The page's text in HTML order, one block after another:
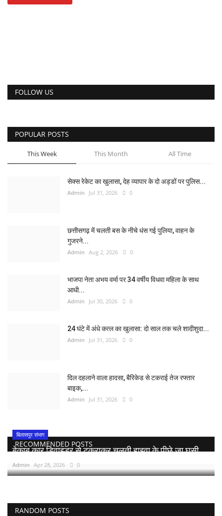
FOLLOW US
POPULAR POSTS
This Week This Month All Time
सेक्स रेकेट का खुलासा, देह व्यापार के दो अड्डों पर पुलिस...
Admin Jul 31, 2026 0
छत्तीसगढ़ में चलती बस के नीचे धंस गई पुलिया, वाहन के
गुजरने...
Admin Aug 2, 2026 0
भाजपा नेता अभय वर्मा पर 34 वर्षीय विधवा महिला के साथ
आधी...
Admin Jul 30, 2026 0
24 घंटे में अंधे कत्ल का खुलासा: दो साल तक चले शादीशुदा...
Admin Jul 31, 2026 0
दिल दहलाने वाला हादसा, बैरिकेड से टकराई तेज रफ्तार
बाइक,...
Admin Jul 31, 2026 0
RECOMMENDED POSTS
बिलासपुर संभाग
बेकाबू कार डिवाइडर से टकराकर चलती हाइवा के पीछे जा घुसी,...
Admin Apr 28, 2026 0
RANDOM POSTS